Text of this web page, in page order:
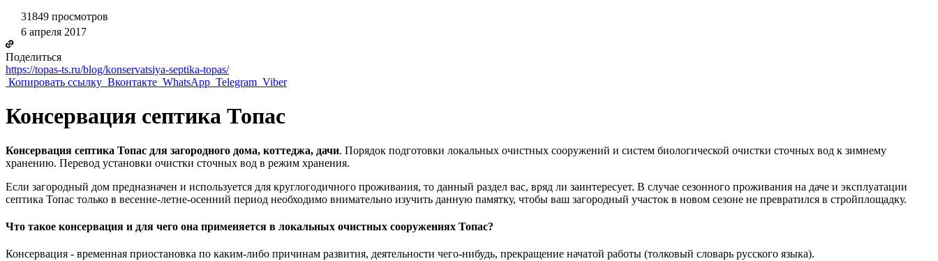
31849 просмотров
6 апреля 2017
Поделиться
https://topas-ts.ru/blog/konservatsiya-septika-topas/
Копировать ссылку Вконтакте WhatsApp Telegram Viber
Консервация септика Топас
Консервация септика Топас для загородного дома, коттеджа, дачи. Порядок подготовки локальных очистных сооружений и систем биологической очистки сточных вод к зимнему
хранению. Перевод установки очистки сточных вод в режим хранения.
Если загородный дом предназначен и используется для круглогодичного проживания, то данный раздел вас, вряд ли заинтересует. В случае сезонного проживания на даче и эксплуатации
септика Топас только в весенне-летне-осенний период необходимо внимательно изучить данную памятку, чтобы ваш загородный участок в новом сезоне не превратился в стройплощадку.
Что такое консервация и для чего она применяется в локальных очистных сооружениях Топас?
Консервация - временная приостановка по каким-либо причинам развития, деятельности чего-нибудь, прекращение начатой работы (толковый словарь русского языка).